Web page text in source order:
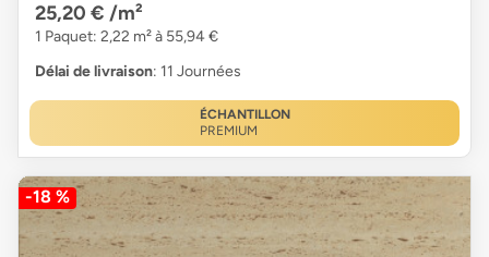
25,20 € /m²
1 Paquet: 2,22 m² à 55,94 €
Délai de livraison: 11 Journées
ÉCHANTILLON
PREMIUM
-18 %